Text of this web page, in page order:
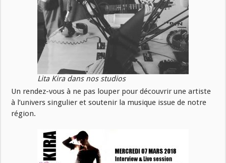
Lita Kira dans nos studios
Un rendez-vous à ne pas louper pour découvrir une artiste
à l’univers singulier et soutenir la musique issue de notre
région.